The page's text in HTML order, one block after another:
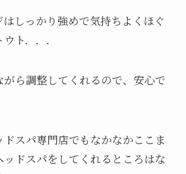
しっかり強めで気持ちよくほぐ
ト．．．
がら調整してくれるので、安心で
スパ専門店でもなかなかここま
ドスパをしてくれるところはな